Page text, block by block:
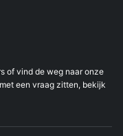
of vind de weg naar onze
een vraag zitten, bekijk